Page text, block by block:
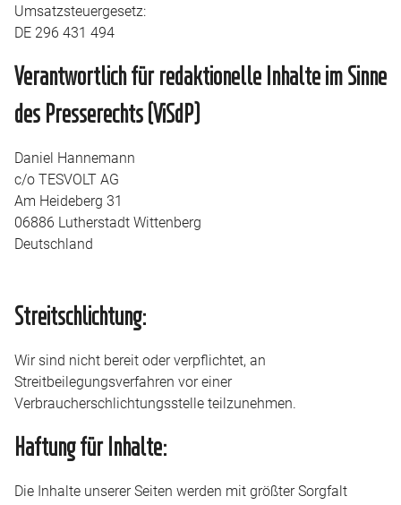
Umsatzsteuergesetz:
DE 296 431 494
Verantwortlich für redaktionelle Inhalte im Sinne
des Presserechts (ViSdP)
Daniel Hannemann
c/o TESVOLT AG
Am Heideberg 31
06886 Lutherstadt Wittenberg
Deutschland
Streitschlichtung:
Wir sind nicht bereit oder verpflichtet, an
Streitbeilegungsverfahren vor einer
Verbraucherschlichtungsstelle teilzunehmen.
Haftung für Inhalte:
Die Inhalte unserer Seiten werden mit größter Sorgfalt